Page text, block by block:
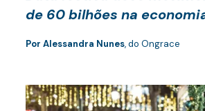
de 60 bilhões na
Por Alessandra Nunes, do Ongrace